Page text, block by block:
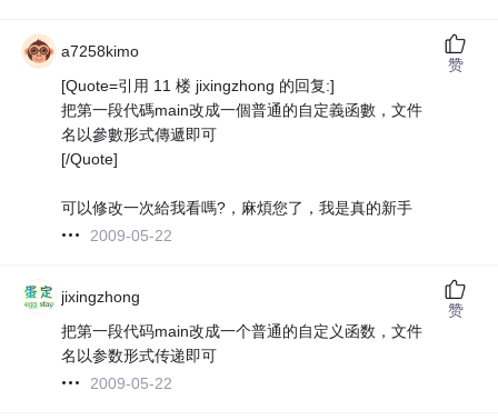
a7258kimo
[Quote=引用 11 楼 jixingzhong 的回复:]
把第一段代碼main改成一個普通的自定義函數，文件
名以參數形式傳遞即可
[/Quote]
可以修改一次給我看嗎?，麻煩您了，我是真的新手
2009-05-22
赞
jixingzhong
把第一段代码main改成一个普通的自定义函数，文件
名以参数形式传递即可
2009-05-22
赞